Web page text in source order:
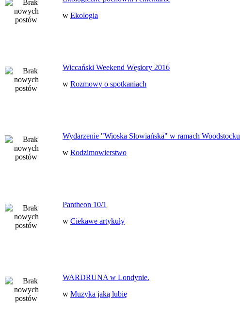
w Ekologia
Wiccański Weekend Węsiory 2016
w Rozmowy o spotkaniach
Wydarzenie "Wioska Słowiańska" w ramach Woodstocku
w Rodzimowierstwo
Pantheon 10/1
w Ciekawe artykuły
WARDRUNA w Londynie.
w Muzyka jaką lubię